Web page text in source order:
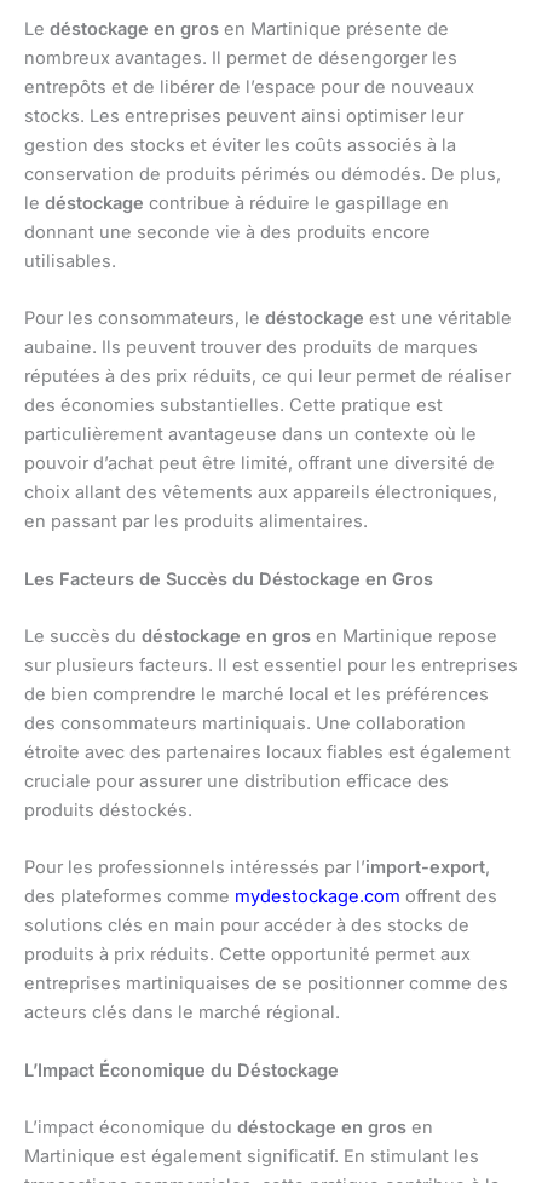
Le déstockage en gros en Martinique présente de
nombreux avantages. Il permet de désengorger les
entrepôts et de libérer de l’espace pour de nouveaux
stocks. Les entreprises peuvent ainsi optimiser leur
gestion des stocks et éviter les coûts associés à la
conservation de produits périmés ou démodés. De plus,
le déstockage contribue à réduire le gaspillage en
donnant une seconde vie à des produits encore
utilisables.
Pour les consommateurs, le déstockage est une véritable
aubaine. Ils peuvent trouver des produits de marques
réputées à des prix réduits, ce qui leur permet de réaliser
des économies substantielles. Cette pratique est
particulièrement avantageuse dans un contexte où le
pouvoir d’achat peut être limité, offrant une diversité de
choix allant des vêtements aux appareils électroniques,
en passant par les produits alimentaires.
Les Facteurs de Succès du Déstockage en Gros
Le succès du déstockage en gros en Martinique repose
sur plusieurs facteurs. Il est essentiel pour les entreprises
de bien comprendre le marché local et les préférences
des consommateurs martiniquais. Une collaboration
étroite avec des partenaires locaux fiables est également
cruciale pour assurer une distribution efficace des
produits déstockés.
Pour les professionnels intéressés par l’import-export,
des plateformes comme mydestockage.com offrent des
solutions clés en main pour accéder à des stocks de
produits à prix réduits. Cette opportunité permet aux
entreprises martiniquaises de se positionner comme des
acteurs clés dans le marché régional.
L’Impact Économique du Déstockage
L’impact économique du déstockage en gros en
Martinique est également significatif. En stimulant les